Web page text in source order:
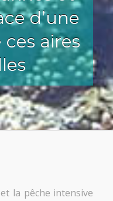
d’une
aires
la pêche intensive